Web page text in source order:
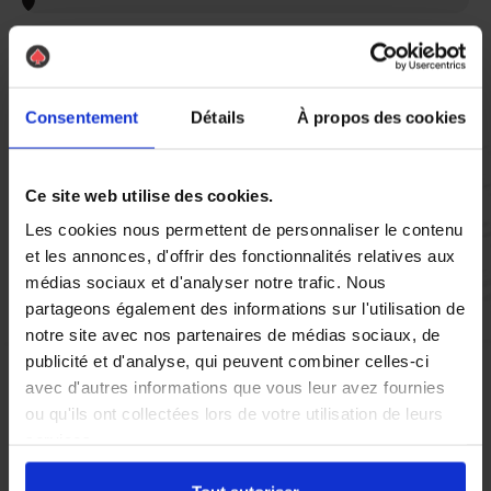
Consentement Détails À propos des cookies
Ce site web utilise des cookies.
Les cookies nous permettent de personnaliser le contenu
et les annonces, d'offrir des fonctionnalités relatives aux
médias sociaux et d'analyser notre trafic. Nous
partageons également des informations sur l'utilisation de
notre site avec nos partenaires de médias sociaux, de
publicité et d'analyse, qui peuvent combiner celles-ci
avec d'autres informations que vous leur avez fournies
ou qu'ils ont collectées lors de votre utilisation de leurs
chèque, un reçu CB et une facture vous sont envoyés par
Etape 5 :
Vous évaluez la prestation
Vous recevez une demande d’évaluation de votre expérience
avec l’équipe AS DE PIC.
Nous avons pensé à tout